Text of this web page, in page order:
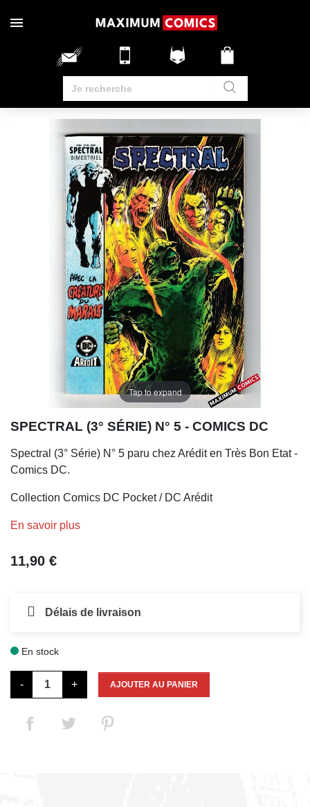
Tap to expand
SPECTRAL (3° SÉRIE) N° 5 - COMICS DC
Spectral (3° Série) N° 5 paru chez Arédit en Très Bon Etat -
Comics DC.
Collection Comics DC Pocket / DC Arédit
En savoir plus
11,90 €
Délais de livraison
En stock
- + AJOUTER AU PANIER